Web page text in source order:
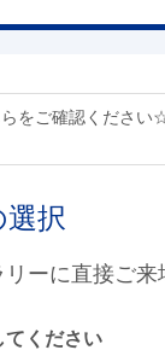
をご確認くださ
択
ーに直接ご来
てください